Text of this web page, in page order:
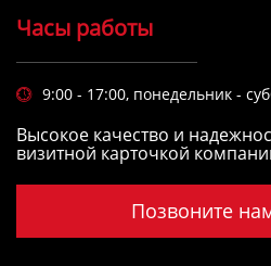
Часы работы
 9:00 - 17:00, понедельник -
Высокое качество и
визитной карточкой
Позвоните